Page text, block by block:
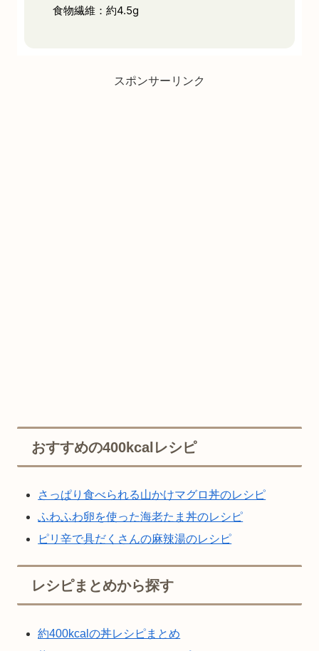
食物繊維：約4.5g
スポンサーリンク
おすすめの400kcalレシピ
さっぱり食べられる山かけマグロ丼のレシピ
ふわふわ卵を使った海老たま丼のレシピ
ピリ辛で具だくさんの麻辣湯のレシピ
レシピまとめから探す
約400kcalの丼レシピまとめ